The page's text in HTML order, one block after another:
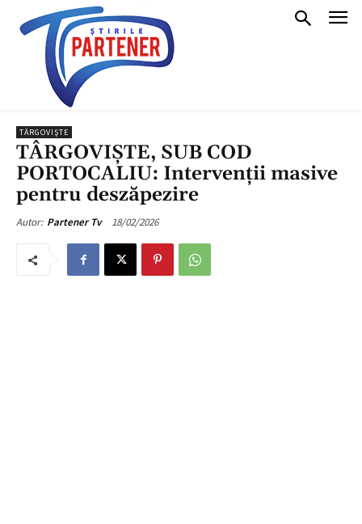
TÂRGOVIŞTE
TÂRGOVIȘTE, SUB COD
PORTOCALIU: Intervenții masive
pentru deszăpezire
Autor: Partener Tv 18/02/2026